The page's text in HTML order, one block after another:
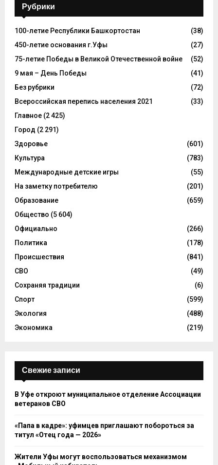
Рубрики
100-летие Республики Башкортостан
(38)
450-летие основания г.Уфы
(27)
75-летие Победы в Великой Отечественной войне
(52)
9 мая – День Победы
(41)
Без рубрики
(72)
Всероссийская перепись населения 2021
(33)
Главное (2 425)
Город (2 291)
Здоровье
(601)
Культура
(783)
Международные детские игры
(55)
На заметку потребителю
(201)
Образование
(659)
Общество (5 604)
Официально
(266)
Политика
(178)
Происшествия
(841)
СВО
(49)
Сохраняя традиции
(6)
Спорт
(599)
Экология
(488)
Экономика
(219)
Свежие записи
В Уфе откроют муниципальное отделение Ассоциации
ветеранов СВО
«Папа в кадре»: уфимцев приглашают побороться за
титул «Отец года — 2026»
Жители Уфы могут воспользоваться механизмом